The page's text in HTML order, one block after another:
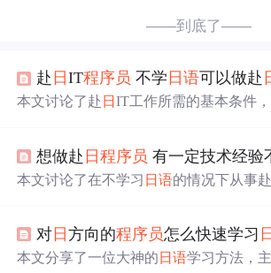
——到底了——
赴 日IT程序员 不学 日语可以做赴
本文讨论了赴 日IT工作所需的基本条件
的有效沟通。掌握日本文化和语言能提
活质量。,
想做赴 日程序员 有一定技术经验
本文讨论了在不学习 日语的情况下从事赴
出，除非技术出类拔萃，否则不掌握日 语
间，建议学习日语以适应行业需求。,
对日方向的程序员怎么快速学习
本文分享了一位大神的 日语学习方法，